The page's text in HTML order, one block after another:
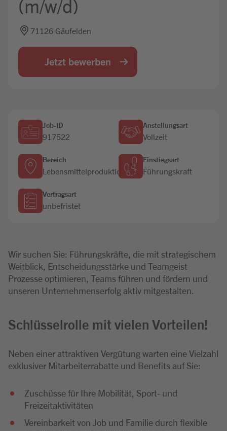
(m/w/d)
71126 Gäufelden
Jetzt bewerben
Job-ID
917522
Anstellungsart
Vollzeit
Bereich
Lebensmittelproduktion
Einstiegsart
Führungskraft
Vertragsart
unbefristet
Wir suchen Sie: Führungskräfte, die mit strategischem
Weitblick, Entscheidungsstärke und Teamgeist
Prozesse optimieren, Teams führen und fördern und
unseren Unternehmenserfolg aktiv mitgestalten.
Schlüsselrolle mit vielen Vorteilen!
Neben einer attraktiven Vergütung warten eine Vielzahl
exklusiver Mitarbeiterrabatte und Benefits auf Sie:
Zuschüsse für Ihre Mobilität, Sport- und
Freizeitaktivitäten
Vereinbarkeit von Job und Familie durch flexible